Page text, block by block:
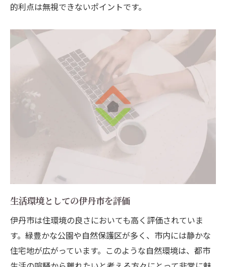
的利点は無視できないポイントです。
生活環境としての伊丹市を評価
伊丹市は住環境の良さにおいても高く評価されていま
す。緑豊かな公園や自然保護区が多く、市内には静かな
住宅地が広がっています。このような自然環境は、都市